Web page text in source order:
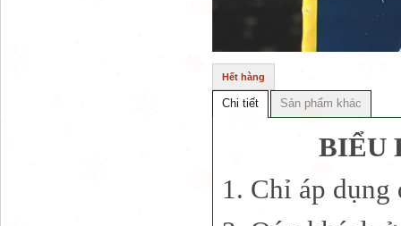
Hết hàng
Chi tiết Sản phẩm khác
BIỂU
1. Chỉ áp